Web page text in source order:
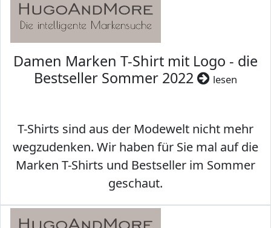
Damen Marken T-Shirt mit Logo - die
Bestseller Sommer 2022
lesen
T-Shirts sind aus der Modewelt nicht mehr
wegzudenken. Wir haben für Sie mal auf die
Marken T-Shirts und Bestseller im Sommer
geschaut.